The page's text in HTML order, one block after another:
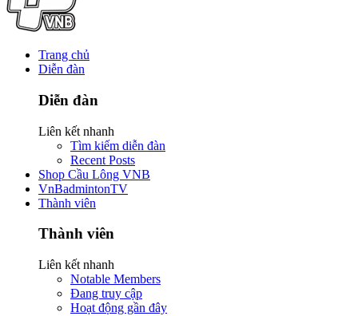
Trang chủ
Diễn đàn
Diễn đàn
Liên kết nhanh
Tìm kiếm diễn đàn
Recent Posts
Shop Cầu Lông VNB
VnBadmintonTV
Thành viên
Thành viên
Liên kết nhanh
Notable Members
Đang truy cập
Hoạt động gần đây